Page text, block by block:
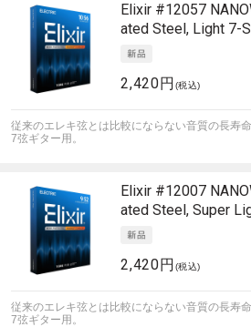
Elixir #12057
ated Steel, Light 7-
2,420円 (税込)
従来のエレキ弦とは比較にならない音質の長寿
7弦ギター用。
Elixir #12007
ated Steel, Super
2,420円 (税込)
従来のエレキ弦とは比較にならない音質の長寿
7弦ギター用。